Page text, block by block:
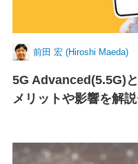
前田 宏 (Hiroshi Maeda)
5G Advanced(5.5G)
メリットや影響を解